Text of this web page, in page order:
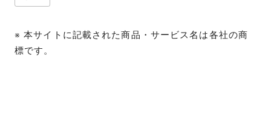
※ 本サイトに記載された商品・サービス名は各社の商
標です。